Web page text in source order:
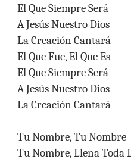
El Que Siempre Será
A Jesús Nuestro Dios
La Creación Cantará
El Que Fue, El Que Es
El Que Siempre Será
A Jesús Nuestro Dios
La Creación Cantará
Tu Nombre, Tu Nombre
Tu Nombre, Llena Toda